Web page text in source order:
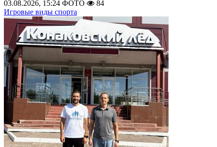
03.08.2026, 15:24 ФОТО
84
Игровые виды спорта